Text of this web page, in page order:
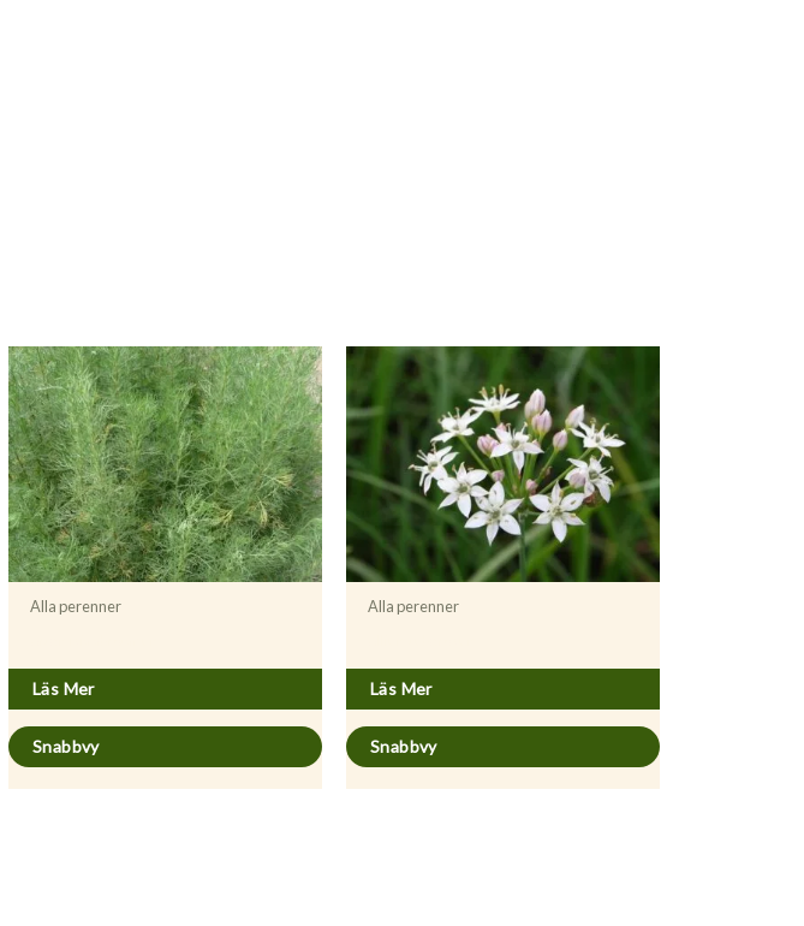
Alla perenner
Läs Mer
Snabbvy
Alla perenner
Läs Mer
Snabbvy